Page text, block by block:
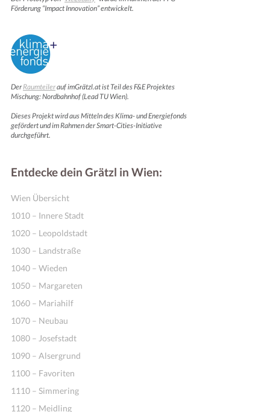
Förderung “Impact Innovation” entwickelt.
DerRaumteilerauf imGrätzl.at ist Teil des F&E Projektes
Mischung: Nordbahnhof (Lead TU Wien).
Dieses Projekt wird aus Mitteln des Klima- und Energiefonds
gefördert und im Rahmen der Smart-Cities-Initiative
durchgeführt.
Entdecke dein Grätzl in Wien:
Wien Übersicht
1010 – Innere Stadt
1020 – Leopoldstadt
1030 – Landstraße
1040 – Wieden
1050 – Margareten
1060 – Mariahilf
1070 – Neubau
1080 – Josefstadt
1090 – Alsergrund
1100 – Favoriten
1110 – Simmering
1120 – Meidling